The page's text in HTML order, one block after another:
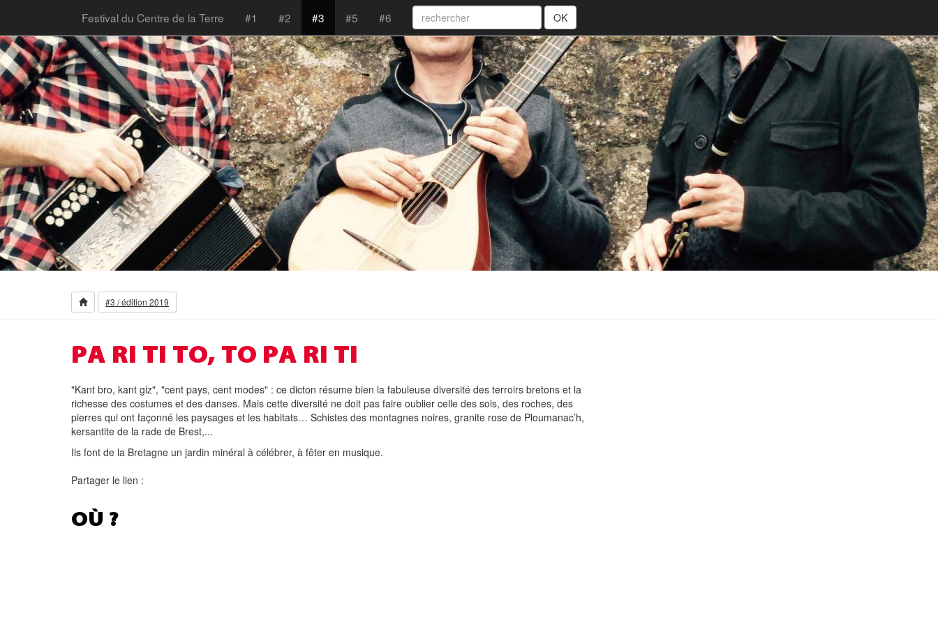
Festival du Centre de la Terre #1 #2 #3 #5 #6 OK
#3 / édition 2019
PA RI TI TO, TO PA RI TI
"Kant bro, kant giz", "cent pays, cent modes" : ce dicton résume bien la fabuleuse diversité des terroirs bretons et la
richesse des costumes et des danses. Mais cette diversité ne doit pas faire oublier celle des sols, des roches, des
pierres qui ont façonné les paysages et les habitats… Schistes des montagnes noires, granite rose de Ploumanac’h,
kersantite de la rade de Brest,...
Ils font de la Bretagne un jardin minéral à célébrer, à fêter en musique.
Partager le lien :
OÙ ?